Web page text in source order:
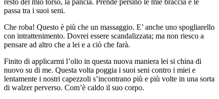
passa tra i suoi seni.
Che roba! Questo è più che un massaggio. E’ anche uno spogliarello
con intrattenimento. Dovrei essere scandalizzata; ma non riesco a
pensare ad altro che a lei e a ciò che farà.
Finito di applicarmi l’olio in questa nuova maniera lei si china di
nuovo su di me. Questa volta poggia i suoi seni contro i miei e
lentamente i nostri capezzoli s’incontrano più e più volte in una sorta
di walzer perverso. Com’è caldo il suo corpo.